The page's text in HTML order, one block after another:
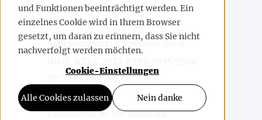
und Funktionen beeinträchtigt werden. Ein
einzelnes Cookie wird in Ihrem Browser
gesetzt, um daran zu erinnern, dass Sie nicht
nachverfolgt werden möchten.
Cookie-Einstellungen
Alle Cookies zulassen Nein danke
A-2380 Perchtoldsdorf
Bankverbindung: Kremser Bank
BIC: SPKDAT21XXX
Landesgericht Wr. Neustadt